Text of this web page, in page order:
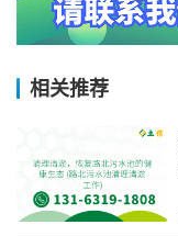
相关推荐